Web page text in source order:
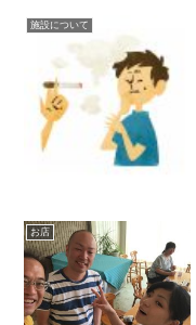
施設について
お店